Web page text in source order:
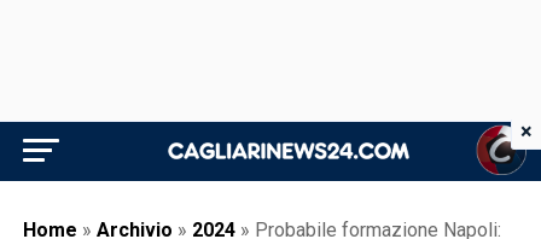
Home » Archivio » 2024 » Probabile formazione Napoli:
×